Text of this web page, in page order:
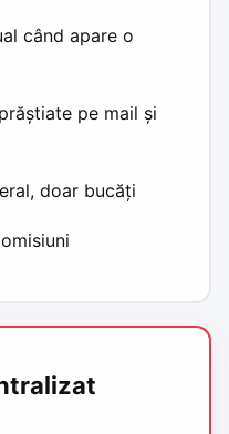
când apare o
pe mail și
doar bucăți